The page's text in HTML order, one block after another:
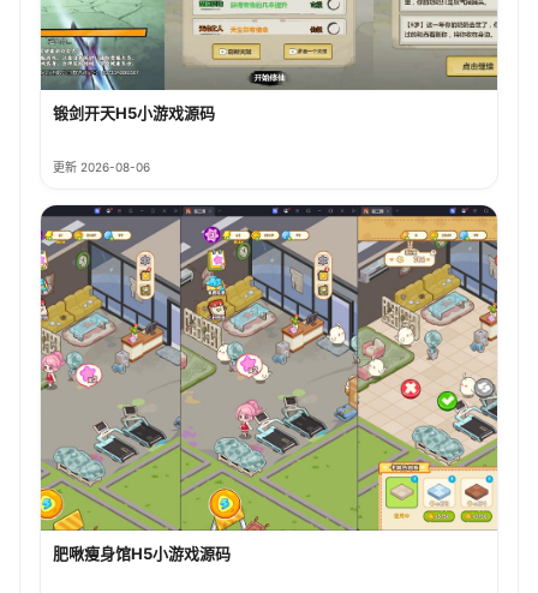
锻剑开天H5小游戏源码
更新 2026-08-06
肥啾瘦身馆H5小游戏源码